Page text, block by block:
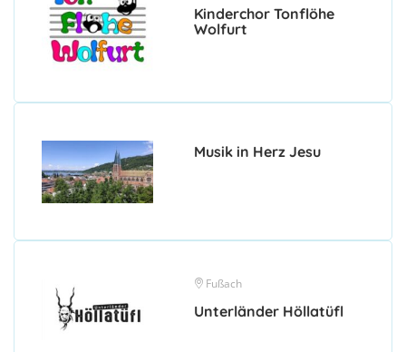
Kinderchor Tonflöhe
Wolfurt
Musik in Herz Jesu
Fußach
Unterländer Höllatüfl